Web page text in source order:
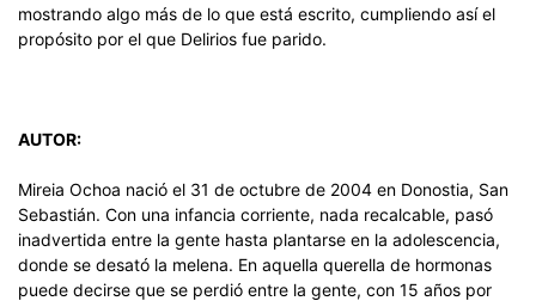
mostrando algo más de lo que está escrito, cumpliendo así el
propósito por el que Delirios fue parido.
AUTOR:
Mireia Ochoa nació el 31 de octubre de 2004 en Donostia, San
Sebastián. Con una infancia corriente, nada recalcable, pasó
inadvertida entre la gente hasta plantarse en la adolescencia,
donde se desató la melena. En aquella querella de hormonas
puede decirse que se perdió entre la gente, con 15 años por